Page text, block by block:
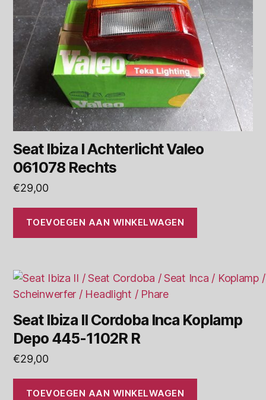
Seat Ibiza I Achterlicht Valeo
061078 Rechts
€29,00
TOEVOEGEN AAN WINKELWAGEN
Seat Ibiza II Cordoba Inca Koplamp
Depo 445-1102R R
€29,00
TOEVOEGEN AAN WINKELWAGEN